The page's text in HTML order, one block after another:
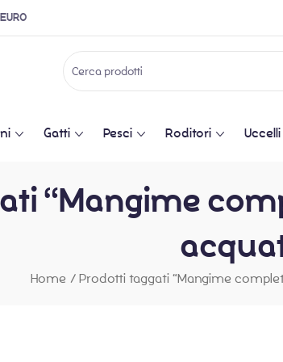
Gatti Pesci Roditori Uccelli
“Mangime
Home / Prodotti taggati “Mangime